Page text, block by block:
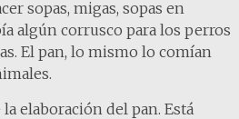
sopas, migas, sopas en
algún corrusco para los perros
El pan, lo mismo lo comían
elaboración del pan. Está